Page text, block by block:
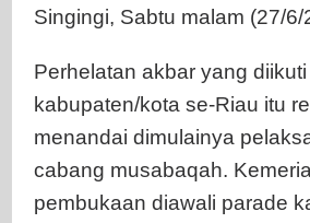
Singingi, Sabtu malam (27/6/
Perhelatan akbar yang
kabupaten/kota se-Riau itu
menandai dimulainya
cabang musabaqah.
pembukaan diawali parade